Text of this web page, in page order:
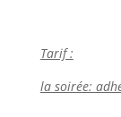
Tarif :
la soirée: